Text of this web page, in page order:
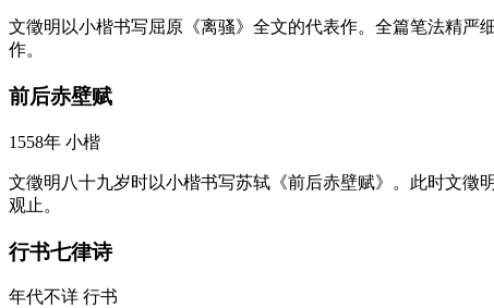
文徵明以小楷书写屈原《离骚》全文的代表作。全篇笔法精严
作。
前后赤壁赋
1558年 小楷
文徵明八十九岁时以小楷书写苏轼《前后赤壁赋》。此时文徵
观止。
行书七律诗
年代不详 行书